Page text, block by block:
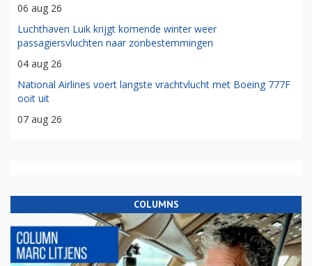
06 aug 26
Luchthaven Luik krijgt komende winter weer
passagiersvluchten naar zonbestemmingen
04 aug 26
National Airlines voert langste vrachtvlucht met Boeing 777F
ooit uit
07 aug 26
COLUMNS